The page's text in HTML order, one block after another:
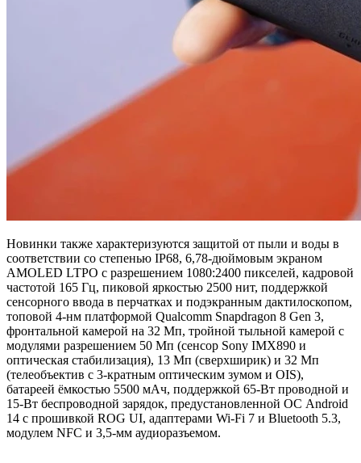
Новинки также характеризуются защитой от пыли и воды в
соответствии со степенью IP68, 6,78-дюймовым экраном
AMOLED LTPO с разрешением 1080:2400 пикселей, кадровой
частотой 165 Гц, пиковой яркостью 2500 нит, поддержкой
сенсорного ввода в перчатках и подэкранным дактилоскопом,
топовой 4-нм платформой Qualcomm Snapdragon 8 Gen 3,
фронтальной камерой на 32 Мп, тройной тыльной камерой с
модулями разрешением 50 Мп (сенсор Sony IMX890 и
оптическая стабилизация), 13 Мп (сверхширик) и 32 Мп
(телеобъектив с 3-кратным оптическим зумом и OIS),
батареей ёмкостью 5500 мАч, поддержкой 65-Вт проводной и
15-Вт беспроводной зарядок, предустановленной ОС Android
14 с прошивкой ROG UI, адаптерами Wi-Fi 7 и Bluetooth 5.3,
модулем NFC и 3,5-мм аудиоразъемом.